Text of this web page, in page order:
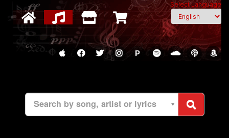
Select Language
P
Search by song, artist or lyrics